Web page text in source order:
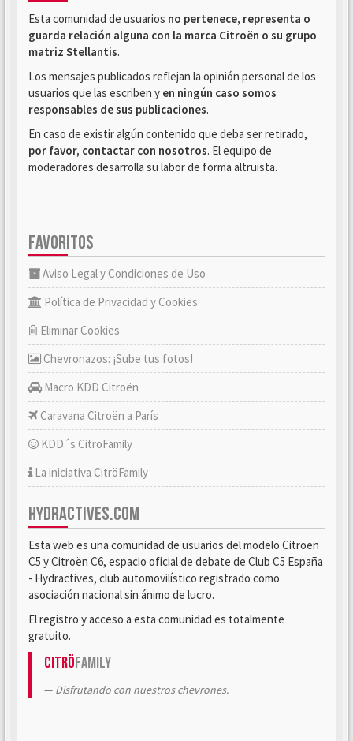
Esta comunidad de usuarios no pertenece, representa o
guarda relación alguna con la marca Citroën o su grupo
matriz Stellantis.
Los mensajes publicados reflejan la opinión personal de los
usuarios que las escriben y en ningún caso somos
responsables de sus publicaciones.
En caso de existir algún contenido que deba ser retirado,
por favor, contactar con nosotros. El equipo de
moderadores desarrolla su labor de forma altruista.
FAVORITOS
Aviso Legal y Condiciones de Uso
Política de Privacidad y Cookies
Eliminar Cookies
Chevronazos: ¡Sube tus fotos!
Macro KDD Citroën
Caravana Citroën a París
KDD´s CitröFamily
La iniciativa CitröFamily
HYDRACTIVES.COM
Esta web es una comunidad de usuarios del modelo Citroën
C5 y Citroën C6, espacio oficial de debate de Club C5 España
- Hydractives, club automovilístico registrado como
asociación nacional sin ánimo de lucro.
El registro y acceso a esta comunidad es totalmente
gratuito.
CitröFamily
Disfrutando con nuestros chevrones.